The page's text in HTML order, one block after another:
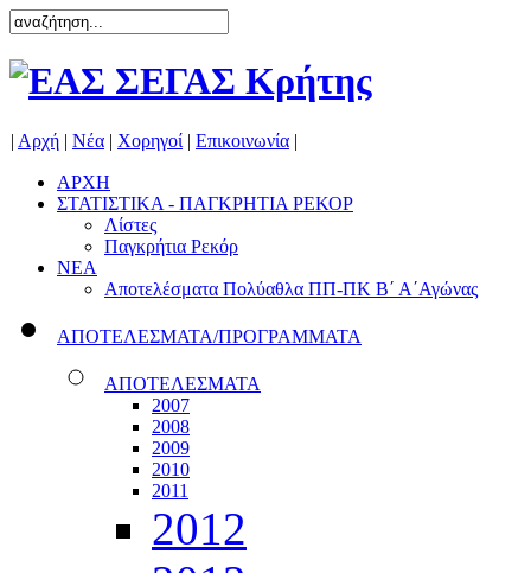
| Αρχή | Νέα | Χορηγοί | Επικοινωνία |
ΑΡΧΗ
ΣΤΑΤΙΣΤΙΚΑ - ΠΑΓΚΡΗΤΙΑ ΡΕΚΟΡ
Λίστες
Παγκρήτια Ρεκόρ
ΝΕΑ
Αποτελέσματα Πολύαθλα ΠΠ-ΠΚ Β΄ Α΄Αγώνας
ΑΠΟΤΕΛΕΣΜΑΤΑ/ΠΡΟΓΡΑΜΜΑΤΑ
ΑΠΟΤΕΛΕΣΜΑΤΑ
2007
2008
2009
2010
2011
2012